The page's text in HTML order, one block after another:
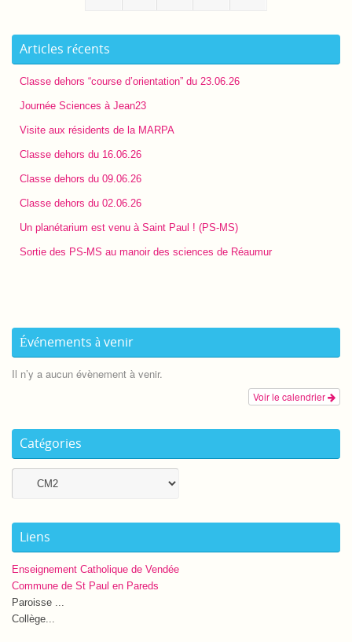
Articles récents
Classe dehors “course d’orientation” du 23.06.26
Journée Sciences à Jean23
Visite aux résidents de la MARPA
Classe dehors du 16.06.26
Classe dehors du 09.06.26
Classe dehors du 02.06.26
Un planétarium est venu à Saint Paul ! (PS-MS)
Sortie des PS-MS au manoir des sciences de Réaumur
Événements à venir
Il n’y a aucun évènement à venir.
Voir le calendrier
Catégories
Liens
Enseignement Catholique de Vendée
Commune de St Paul en Pareds
Paroisse ...
Collège...